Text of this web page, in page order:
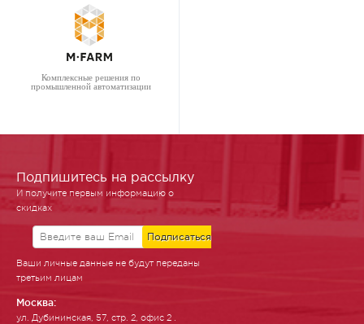
Комплексные решения по
промышленной автоматизации
Подпишитесь на рассылку
И получите первым информацию о
скидках
Ваши личные данные не будут переданы
третьим лицам
Москва:
ул. Ду­бинин­ская, 57, стр. 2, офис 2 .